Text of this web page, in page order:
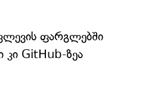
ფარგლებში
კი GitHub-ზეა